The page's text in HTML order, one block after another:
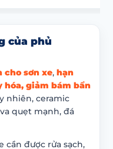
của phủ
cho sơn xe, hạn
hóa, giảm bám bẩn
nhiên, ceramic
quẹt mạnh, đá
cần được rửa sạch,